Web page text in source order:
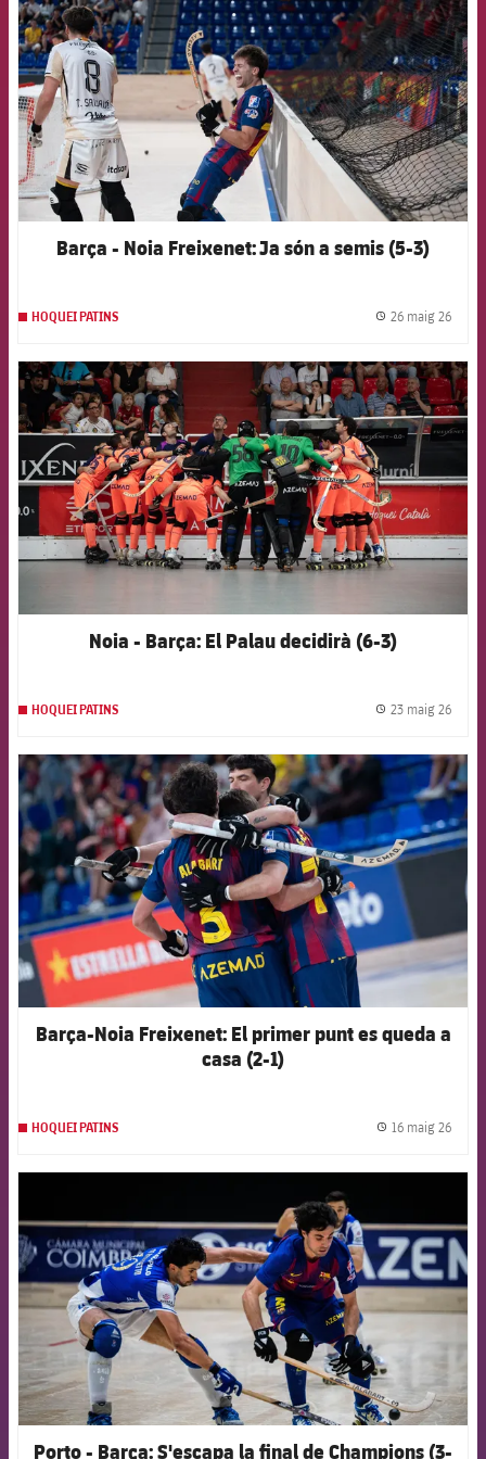
Barça - Noia Freixenet: Ja són a semis (5-3)
HOQUEI PATINS 26 maig 26
FCB Barcelona badge
Noia - Barça: El Palau decidirà (6-3)
HOQUEI PATINS 23 maig 26
FCB Barcelona badge
Barça-Noia Freixenet: El primer punt es queda a
casa (2-1)
HOQUEI PATINS 16 maig 26
Porto - Barça: S'escapa la final de Champions (3-